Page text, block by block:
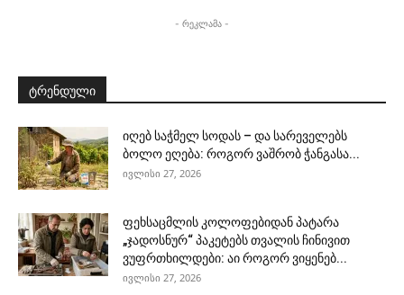
- რეკლამა -
ტრენდული
იღებ საჭმელ სოდას – და სარეველებს
ბოლო ეღება: როგორ ვაშრობ ჭანგასა...
ივლისი 27, 2026
ფეხსაცმლის კოლოფებიდან პატარა
„ჯადოსნურ“ პაკეტებს თვალის ჩინივით
ვუფრთხილდები: აი როგორ ვიყენებ...
ივლისი 27, 2026